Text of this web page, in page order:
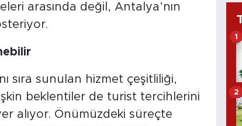
arasında değil, Antalya’nın
sıra sunulan hizmet çeşitliliği,
beklentiler de turist tercihlerini
alıyor. Önümüzdeki süreçte
1
2